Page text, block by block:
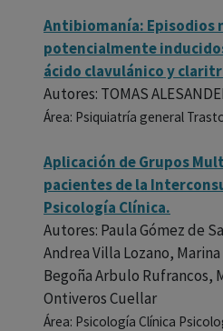
Antibiomanía: Episodios
potencialmente
ácido clavulánico y
Autores: TOMAS
Área: Psiquiatría general
Aplicación de Grupos
pacientes de la
Psicología Clínica.
Autores: Paula Gómez de
Andrea Villa Lozano,
Begoña Arbulo Rufrancos,
Ontiveros Cuellar
Área: Psicología Clínica